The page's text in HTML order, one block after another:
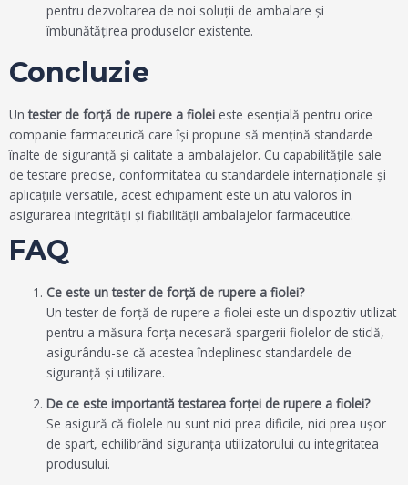
pentru dezvoltarea de noi soluții de ambalare și
îmbunătățirea produselor existente.
Concluzie
Untester de forță de rupere a fiolei este esențială pentru orice
companie farmaceutică care își propune să mențină standarde
înalte de siguranță și calitate a ambalajelor. Cu capabilitățile sale
de testare precise, conformitatea cu standardele internaționale și
aplicațiile versatile, acest echipament este un atu valoros în
asigurarea integrității și fiabilității ambalajelor farmaceutice.
FAQ
Ce este un tester de forță de rupere a fiolei?
Un tester de forță de rupere a fiolei este un dispozitiv utilizat
pentru a măsura forța necesară spargerii fiolelor de sticlă,
asigurându-se că acestea îndeplinesc standardele de
siguranță și utilizare.
De ce este importantă testarea forței de rupere a fiolei?
Se asigură că fiolele nu sunt nici prea dificile, nici prea ușor
de spart, echilibrând siguranța utilizatorului cu integritatea
produsului.